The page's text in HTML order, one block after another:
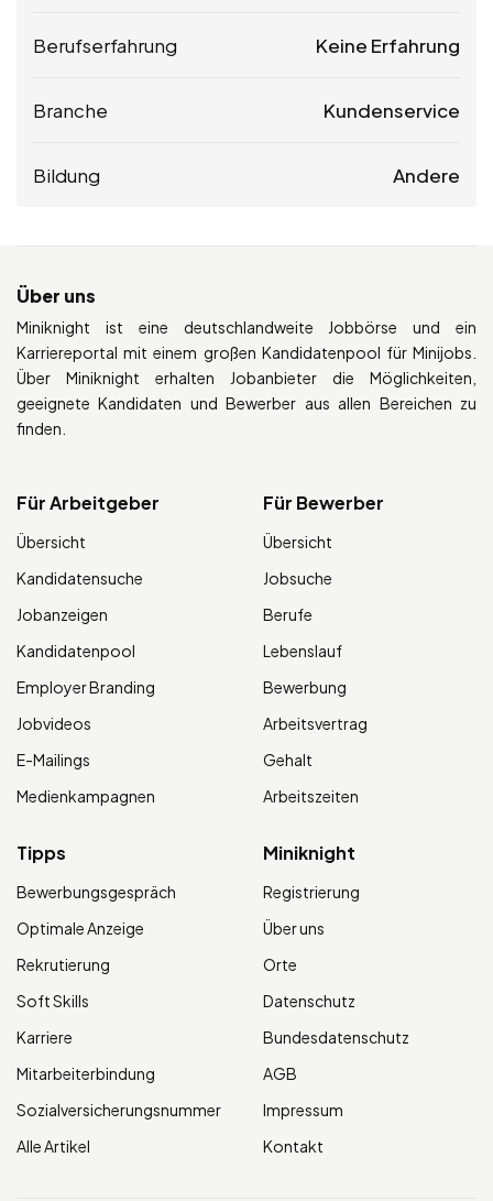
Berufserfahrung Keine Erfahrung
Branche Kundenservice
Bildung Andere
Über uns
Miniknight ist eine deutschlandweite Jobbörse und ein
Karriereportal mit einem großen Kandidatenpool für Minijobs.
Über Miniknight erhalten Jobanbieter die Möglichkeiten,
geeignete Kandidaten und Bewerber aus allen Bereichen zu
finden.
Für Arbeitgeber
Übersicht
Kandidatensuche
Jobanzeigen
Kandidatenpool
Employer Branding
Jobvideos
E-Mailings
Medienkampagnen
Für Bewerber
Übersicht
Jobsuche
Berufe
Lebenslauf
Bewerbung
Arbeitsvertrag
Gehalt
Arbeitszeiten
Tipps
Bewerbungsgespräch
Optimale Anzeige
Rekrutierung
Soft Skills
Karriere
Mitarbeiterbindung
Sozialversicherungsnummer
Alle Artikel
Miniknight
Registrierung
Über uns
Orte
Datenschutz
Bundesdatenschutz
AGB
Impressum
Kontakt